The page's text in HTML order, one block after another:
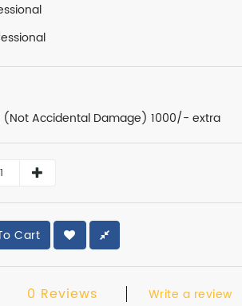
(Not Accidental Damage) 1000/- extra
Cart
0 Reviews Write a review